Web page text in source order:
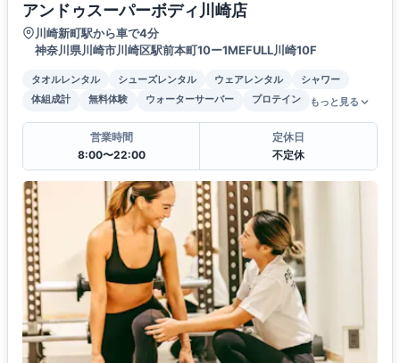
アンドゥスーパーボディ川崎店
川崎新町駅から車で4分
神奈川県川崎市川崎区駅前本町10ー1MEFULL川崎10F
タオルレンタル シューズレンタル ウェアレンタル
シャワー
体組成計
無料体験 ウォーターサーバー プロテイン もっと見る
営業時間
8:00〜22:00
定休日
不定休